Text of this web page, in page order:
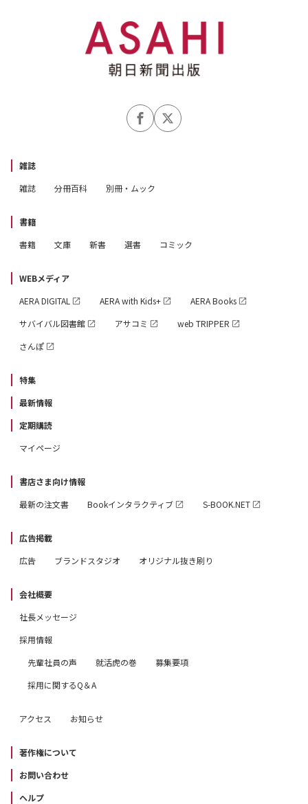
雑誌
雑誌
分冊百科 別冊・ムック
書籍
書籍
文庫 新書 選書 コミック
WEBメディア
AERA DIGITAL
AERA with Kids+
AERA Books
サバイバル図書館
アサコミ
web TRIPPER
さんぽ
特集
最新情報
定期購読
マイページ
書店さま向け情報
最新の注文書
Bookインタラクティブ S-BOOK.NET
広告掲載
広告
ブランドスタジオ オリジナル抜き刷り
会社概要
社長メッセージ
採用情報
先輩社員の声
就活虎の巻
募集要項
採用に関するQ＆A
アクセス お知らせ
著作権について
お問い合わせ
ヘルプ